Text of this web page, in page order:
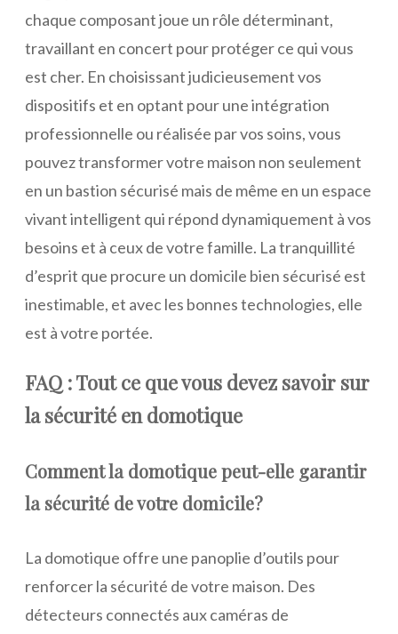
chaque composant joue un rôle déterminant,
travaillant en concert pour protéger ce qui vous
est cher. En choisissant judicieusement vos
dispositifs et en optant pour une intégration
professionnelle ou réalisée par vos soins, vous
pouvez transformer votre maison non seulement
en un bastion sécurisé mais de même en un espace
vivant intelligent qui répond dynamiquement à vos
besoins et à ceux de votre famille. La tranquillité
d’esprit que procure un domicile bien sécurisé est
inestimable, et avec les bonnes technologies, elle
est à votre portée.
FAQ : Tout ce que vous devez savoir sur
la sécurité en domotique
Comment la domotique peut-elle garantir
la sécurité de votre domicile?
La domotique offre une panoplie d’outils pour
renforcer la sécurité de votre maison. Des
détecteurs connectés aux caméras de